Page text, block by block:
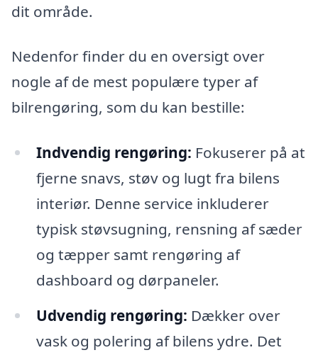
dit område.
Nedenfor finder du en oversigt over
nogle af de mest populære typer af
bilrengøring, som du kan bestille:
Indvendig rengøring: Fokuserer på at
fjerne snavs, støv og lugt fra bilens
interiør. Denne service inkluderer
typisk støvsugning, rensning af sæder
og tæpper samt rengøring af
dashboard og dørpaneler.
Udvendig rengøring: Dækker over
vask og polering af bilens ydre. Det